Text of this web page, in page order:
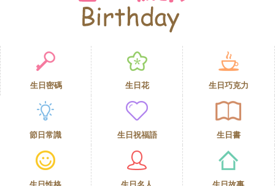
生日密碼 生日花 生日巧克力
節日常識 生日祝福語 生日書